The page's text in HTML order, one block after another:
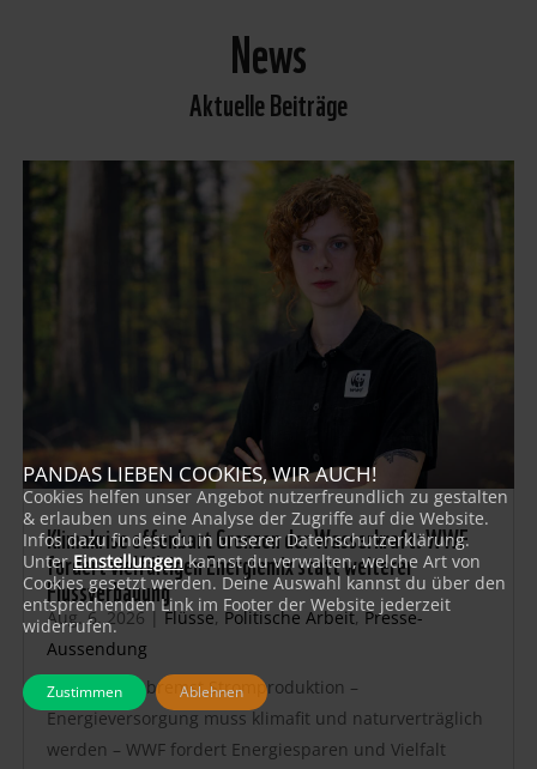
News
Aktuelle Beiträge
Klimakrise offenbart Grenzen der Wasserkraft: WWF
fordert vielfältigen Energiemix statt weiterer
Flussverbauung
Aug. 6, 2026|Flüsse, Politische Arbeit,Presse-
Aussendung
Trockenheit bremst Stromproduktion –
Energieversorgung muss klimafit und naturverträglich
werden – WWF fordert Energiesparen und Vielfalt
PANDAS LIEBEN COOKIES, WIR AUCH!
Cookies helfen unser Angebot nutzerfreundlich zu gestalten
& erlauben uns eine Analyse der Zugriffe auf die Website.
Infos dazu findest du in unserer Datenschutzerklärung.
UnterEinstellungen kannst du verwalten, welche Art von
Cookies gesetzt werden. Deine Auswahl kannst du über den
entsprechenden Link im Footer der Website jederzeit
widerrufen.
Zustimmen Ablehnen